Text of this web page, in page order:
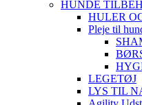
HUNDE
HULER
Pleje til
LEGETØJ
LYS TIL